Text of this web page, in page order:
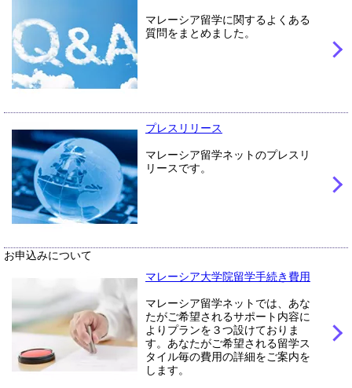
マレーシア留学に関するよくある
質問をまとめました。
プレスリリース
マレーシア留学ネットのプレスリ
リースです。
お申込みについて
マレーシア大学院留学手続き費用
マレーシア留学ネットでは、あな
たがご希望されるサポート内容に
よりプランを３つ設けておりま
す。あなたがご希望される留学ス
タイル毎の費用の詳細をご案内を
します。